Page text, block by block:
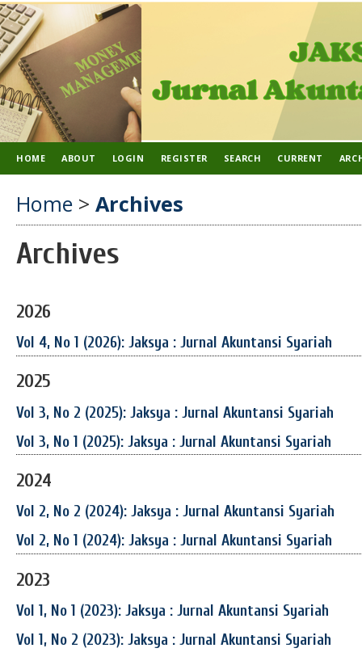
HOME ABOUT LOGIN REGISTER SEARCH CURRENT
Home > Archives
Archives
2026
Vol 4, No 1 (2026): Jaksya : Jurnal Akuntansi Syariah
2025
Vol 3, No 2 (2025): Jaksya : Jurnal Akuntansi Syariah
Vol 3, No 1 (2025): Jaksya : Jurnal Akuntansi Syariah
2024
Vol 2, No 2 (2024): Jaksya : Jurnal Akuntansi Syariah
Vol 2, No 1 (2024): Jaksya : Jurnal Akuntansi Syariah
2023
Vol 1, No 1 (2023): Jaksya : Jurnal Akuntansi Syariah
Vol 1, No 2 (2023): Jaksya : Jurnal Akuntansi Syariah